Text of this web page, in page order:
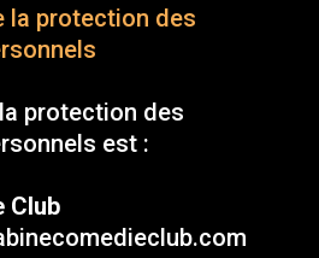
la protection des
protection des
est :
Club